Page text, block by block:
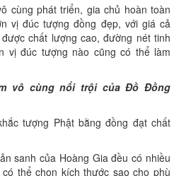
cùng phát triển, gia chủ hoàn toàn
vị đúc tượng đồng đẹp, với giá cả
chất lượng cao, đường nét tinh
vị đúc tượng nào cũng có thể làm
vô cùng nổi trội của Đồ Đồng
tượng Phật bằng đồng đạt chất
sanh của Hoàng Gia đều có nhiều
thể chọn kích thước sao cho phù